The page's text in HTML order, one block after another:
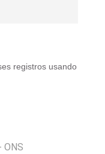
registros usando
ONS